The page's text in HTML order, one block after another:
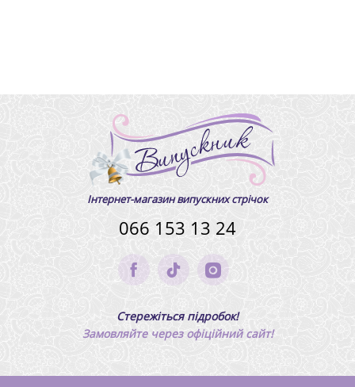
Інтернет-магазин випускних стрічок
066 153 13 24
Стережіться підробок!
Замовляйте через офіційний сайт!